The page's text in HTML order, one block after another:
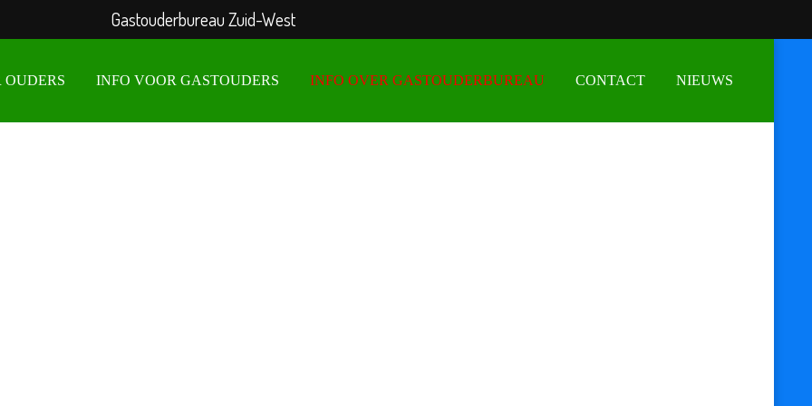
OUDERS INFO VOOR GASTOUDERS INFO OVER GASTOUDERBUREAU CONTACT NIEUWS
Gastouderbureau Zuid-West